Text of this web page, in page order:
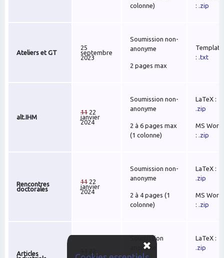
colonne)
: .zip
Ateliers et GT
25
septembre
2023
Soumission non-
anonyme
2 pages max
Template
: .txt
alt.IHM
11 22
janvier
2024
Soumission non-
anonyme
2 à 6 pages max
(1 colonne)
LaTeX :
.zip
MS Word
: .zip
Rencontres
doctorales
11 22
janvier
2024
Soumission non-
anonyme
2 à 4 pages (1
colonne)
LaTeX :
.zip
MS Word
: .zip
Articles janvier
Soumission
anonyme
LaTeX :
.zip